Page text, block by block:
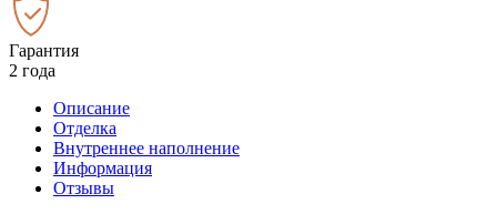
Гарантия
2 года
Описание
Отделка
Внутреннее наполнение
Информация
Отзывы